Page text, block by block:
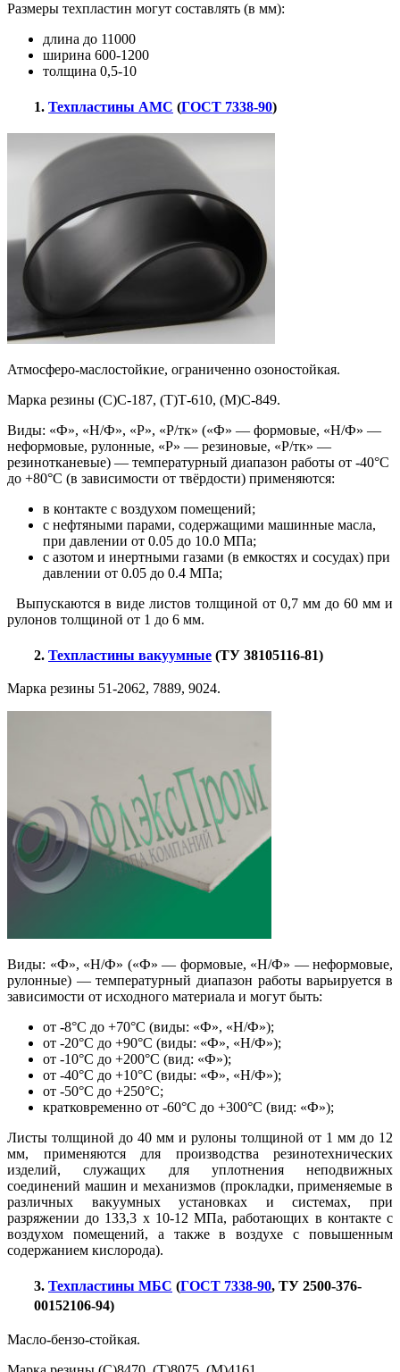
Размеры техпластин могут составлять (в мм):
длина до 11000
ширина 600-1200
толщина 0,5-10
1. Техпластины АМС (ГОСТ 7338-90)
Атмосферо-маслостойкие, ограниченно озоностойкая.
Марка резины (С)С-187, (Т)Т-610, (М)С-849.
Виды: «Ф», «Н/Ф», «Р», «Р/тк» («Ф» — формовые, «Н/Ф» —
неформовые, рулонные, «Р» — резиновые, «Р/тк» —
резинотканевые) — температурный диапазон работы от -40°С
до +80°С (в зависимости от твёрдости) применяются:
в контакте с воздухом помещений;
с нефтяными парами, содержащими машинные масла,
при давлении от 0.05 до 10.0 МПа;
с азотом и инертными газами (в емкостях и сосудах) при
давлении от 0.05 до 0.4 МПа;
Выпускаются в виде листов толщиной от 0,7 мм до 60 мм и
рулонов толщиной от 1 до 6 мм.
2. Техпластины вакуумные (ТУ 38105116-81)
Марка резины 51-2062, 7889, 9024.
Виды: «Ф», «Н/Ф» («Ф» — формовые, «Н/Ф» — неформовые,
рулонные) — температурный диапазон работы варьируется в
зависимости от исходного материала и могут быть:
от -8°С до +70°С (виды: «Ф», «Н/Ф»);
от -20°С до +90°С (виды: «Ф», «Н/Ф»);
от -10°С до +200°С (вид: «Ф»);
от -40°С до +10°С (виды: «Ф», «Н/Ф»);
от -50°С до +250°С;
кратковременно от -60°С до +300°С (вид: «Ф»);
Листы толщиной до 40 мм и рулоны толщиной от 1 мм до 12
мм, применяются для производства резинотехнических
изделий, служащих для уплотнения неподвижных
соединений машин и механизмов (прокладки, применяемые в
различных вакуумных установках и системах, при
разряжении до 133,3 х 10-12 МПа, работающих в контакте с
воздухом помещений, а также в воздухе с повышенным
содержанием кислорода).
3. Техпластины МБС (ГОСТ 7338-90, ТУ 2500-376-
00152106-94)
Масло-бензо-стойкая.